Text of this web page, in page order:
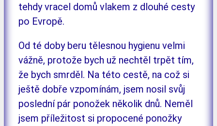
tehdy vracel domů vlakem z dlouhé cesty
po Evropě.
Od té doby beru tělesnou hygienu velmi
vážně, protože bych už nechtěl trpět tím,
že bych smrděl. Na této cestě, na což si
ještě dobře vzpomínám, jsem nosil svůj
poslední pár ponožek několik dnů. Neměl
jsem příležitost si propocené ponožky